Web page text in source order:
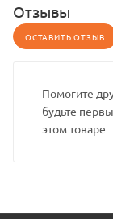
Отзывы
ОСТАВИТЬ ОТЗЫВ
Помогите
будьте
этом товаре